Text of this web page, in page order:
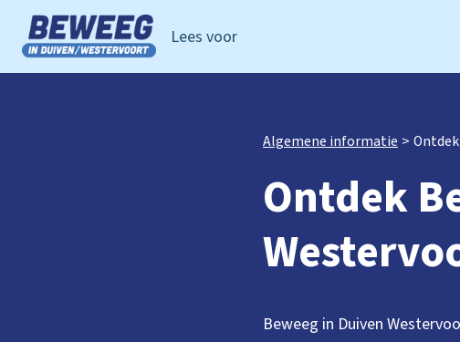
Ga naar de homepage van Beweeg in Duiven Westervoort
Lees voor
Algemene informatie
Ontdek
Beweeg in Duiven